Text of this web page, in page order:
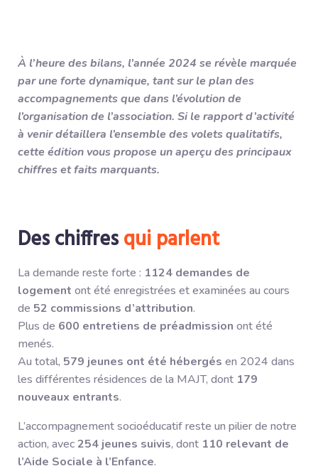
À l’heure des bilans, l’année 2024 se révèle marquée
par une forte dynamique, tant sur le plan des
accompagnements que dans l’évolution de
l’organisation de l’association. Si le rapport d’activité
à venir détaillera l’ensemble des volets qualitatifs,
cette édition vous propose un aperçu des principaux
chiffres et faits marquants.
Des chiffresqui parlent
La demande reste forte : 1124 demandes de
logement ont été enregistrées et examinées au cours
de 52 commissions d’attribution.
Plus de 600 entretiens de préadmission ont été
menés.
Au total, 579 jeunes ont été hébergés en 2024 dans
les différentes résidences de la MAJT, dont 179
nouveaux entrants.
L’accompagnement socioéducatif reste un pilier de notre
action, avec254 jeunes suivis, dont 110 relevant de
l’Aide Sociale à l’Enfance.